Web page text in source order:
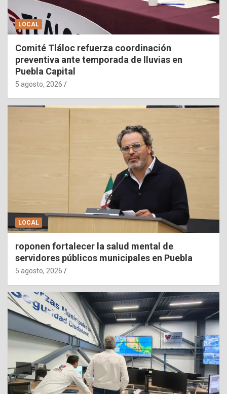
LOCAL
Comité Tláloc refuerza coordinación
preventiva ante temporada de lluvias en
Puebla Capital
5 agosto, 2026
LOCAL
roponen fortalecer la salud mental de
servidores públicos municipales en Puebla
5 agosto, 2026